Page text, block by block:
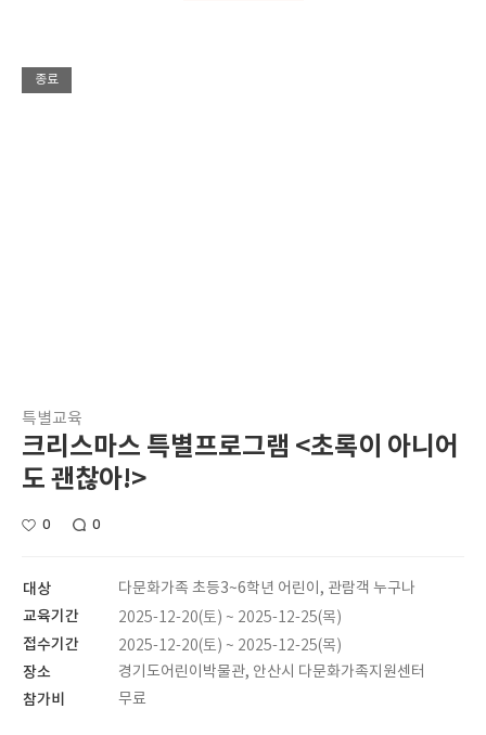
종료
특별교육
크리스마스 특별프로그램 <초록이 아니어
도 괜찮아!>
0 0
대상 다문화가족 초등3~6학년 어린이, 관람객 누구나
교육기간 2025-12-20(토) ~ 2025-12-25(목)
접수기간 2025-12-20(토) ~ 2025-12-25(목)
장소 경기도어린이박물관, 안산시 다문화가족지원센터
참가비 무료